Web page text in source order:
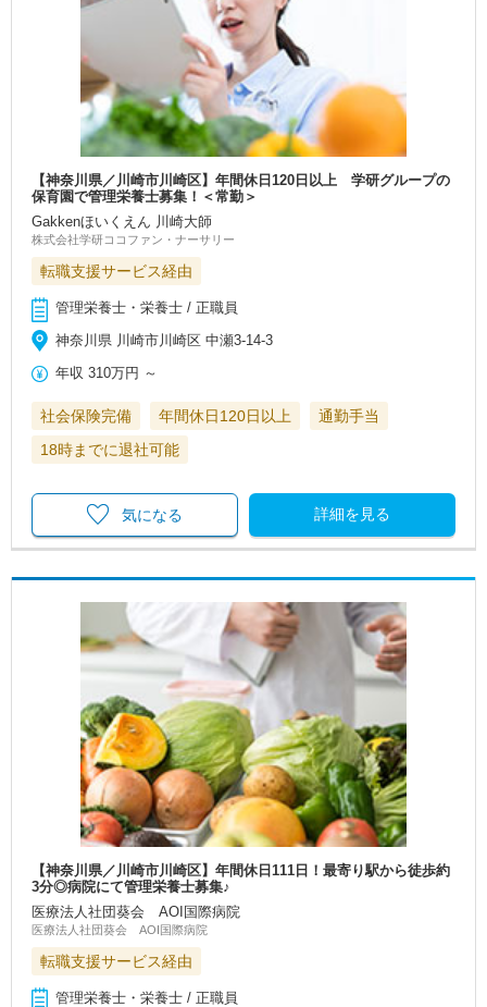
【神奈川県／川崎市川崎区】年間休日120日以上 学研グループの
保育園で管理栄養士募集！＜常勤＞
Gakkenほいくえん 川崎大師
株式会社学研ココファン・ナーサリー
転職支援サービス経由
管理栄養士・栄養士 / 正職員
神奈川県 川崎市川崎区 中瀬3-14-3
年収 310万円 ～
社会保険完備 年間休日120日以上
通勤手当
18時までに退社可能
詳細を見る
気になる
【神奈川県／川崎市川崎区】年間休日111日！最寄り駅から徒歩約
3分◎病院にて管理栄養士募集♪
医療法人社団葵会 AOI国際病院
医療法人社団葵会 AOI国際病院
転職支援サービス経由
管理栄養士・栄養士 / 正職員